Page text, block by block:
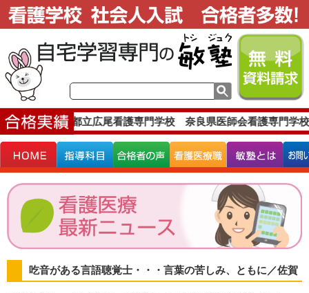
績です。東京都立広尾看護専門学校 奈良県医師会看護専門
吃音がある言語聴覚士・・・言葉の苦しみ、ともに／佐賀